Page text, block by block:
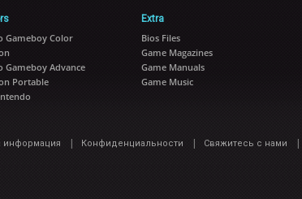
Gameboy Color
Gameboy Advance
Portable
Extra
Bios Files
Game Magazines
Game Manuals
Game Music
информация | Конфиденциальности | Свяжитесь с нами |